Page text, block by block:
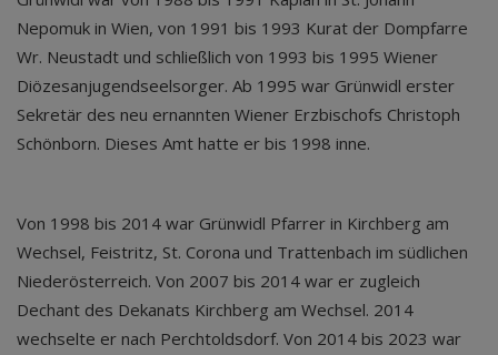
Nepomuk in Wien, von 1991 bis 1993 Kurat der Dompfarre
Wr. Neustadt und schließlich von 1993 bis 1995 Wiener
Diözesanjugendseelsorger. Ab 1995 war Grünwidl erster
Sekretär des neu ernannten Wiener Erzbischofs Christoph
Schönborn. Dieses Amt hatte er bis 1998 inne.
Von 1998 bis 2014 war Grünwidl Pfarrer in Kirchberg am
Wechsel, Feistritz, St. Corona und Trattenbach im südlichen
Niederösterreich. Von 2007 bis 2014 war er zugleich
Dechant des Dekanats Kirchberg am Wechsel. 2014
wechselte er nach Perchtoldsdorf. Von 2014 bis 2023 war